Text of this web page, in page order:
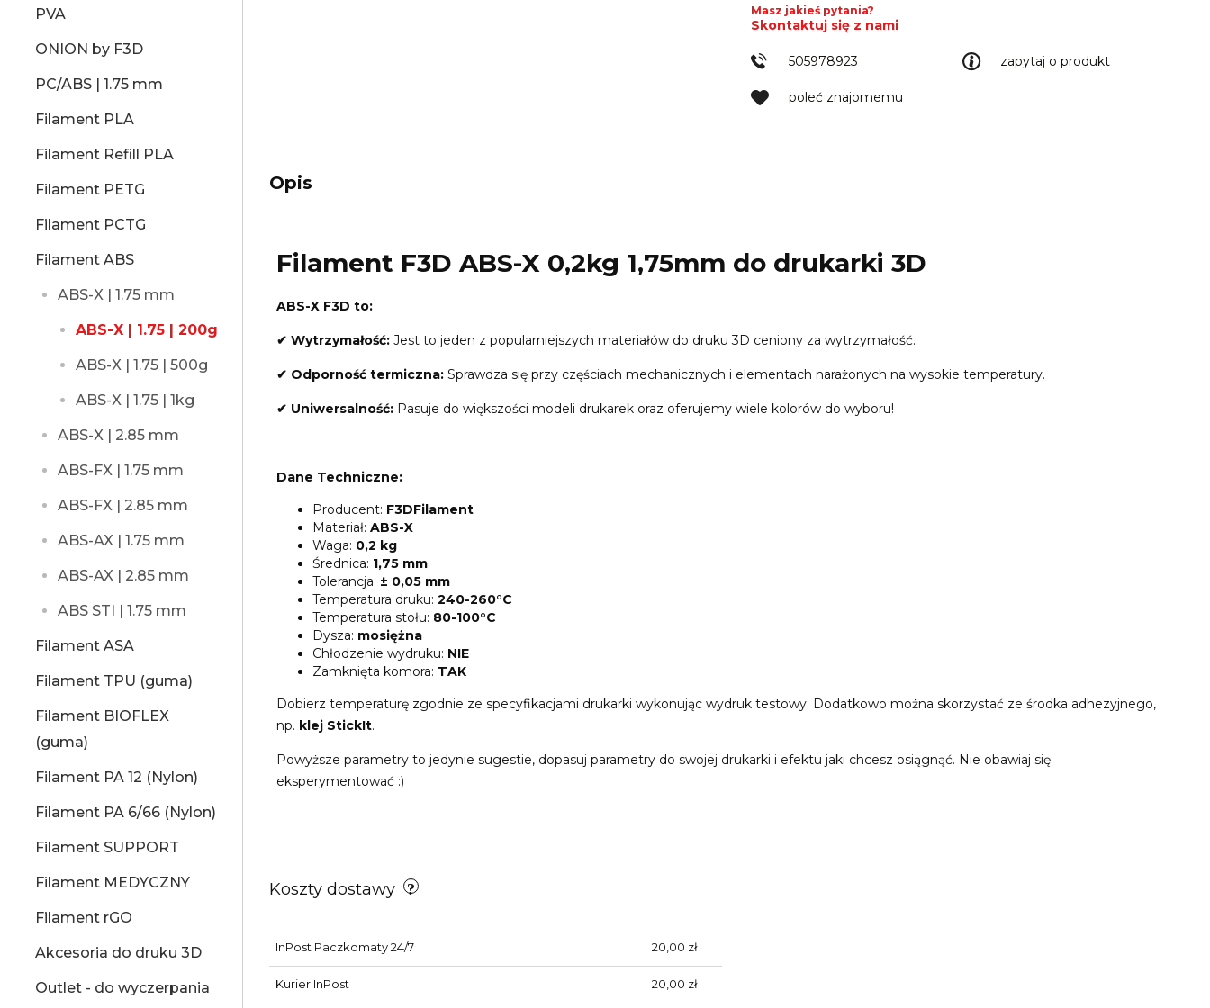
PVA
ONION by F3D
PC/ABS | 1.75 mm
Filament PLA
Filament Refill PLA
Filament PETG
Filament PCTG
Filament ABS
ABS-X | 1.75 mm
ABS-X | 1.75 | 200g
ABS-X | 1.75 | 500g
ABS-X | 1.75 | 1kg
ABS-X | 2.85 mm
ABS-FX | 1.75 mm
ABS-FX | 2.85 mm
ABS-AX | 1.75 mm
ABS-AX | 2.85 mm
ABS STI | 1.75 mm
Filament ASA
Filament TPU (guma)
Filament BIOFLEX
(guma)
Filament PA 12 (Nylon)
Filament PA 6/66 (Nylon)
Filament SUPPORT
Filament MEDYCZNY
Filament rGO
Akcesoria do druku 3D
Outlet - do wyczerpania
zapytaj o produkt
poleć znajomemu
Masz jakieś pytania?
Skontaktuj się z nami
505978923
Opis
Filament F3D ABS-X 0,2kg 1,75mm do drukarki 3D
ABS-X F3D to:
✔ Wytrzymałość: Jest to jeden z popularniejszych materiałów do druku 3D ceniony za wytrzymałość.
✔ Odporność termiczna: Sprawdza się przy częściach mechanicznych i elementach narażonych na wysokie temperatury.
✔ Uniwersalność: Pasuje do większości modeli drukarek oraz oferujemy wiele kolorów do wyboru!
Dane Techniczne:
Producent: F3DFilament
Materiał: ABS-X
Waga: 0,2 kg
Średnica: 1,75 mm
Tolerancja: ± 0,05 mm
Temperatura druku: 240-260°C
Temperatura stołu: 80-100°C
Dysza: mosiężna
Chłodzenie wydruku: NIE
Zamknięta komora: TAK
Dobierz temperaturę zgodnie ze specyfikacjami drukarki wykonując wydruk testowy. Dodatkowo można skorzystać ze środka adhezyjnego,
np. klej StickIt.
Powyższe parametry to jedynie sugestie, dopasuj parametry do swojej drukarki i efektu jaki chcesz osiągnąć. Nie obawiaj się
eksperymentować :)
Koszty dostawy
InPost Paczkomaty 24/7 20,00 zł
Kurier InPost 20,00 zł